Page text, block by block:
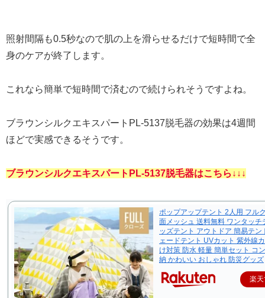
照射間隔も0.5秒なので肌の上を滑らせるだけで短時間で全
身のケアが終了します。
これなら簡単で短時間で済むので続けられそうですよね。
ブラウンシルクエキスパートPL-5137脱毛器の効果は4週間
ほどで実感できるそうです。
ブラウンシルクエキスパートPL-5137脱毛器はこちら↓↓↓
ポップアップテント 2人用 フル
面メッシュ 送料無料 ワンタッチ
ッズテント アウトドア 簡易テン
ェードテント UVカット 紫外線
け対策 防水 軽量 簡単セット コ
納 かわいい おしゃれ 防災グッズ
楽